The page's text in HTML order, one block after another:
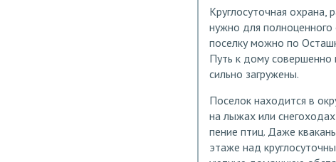
Круглосуточная
нужно для полноценного
поселку можно по
Путь к дому совершенно
сильно загружены.
Поселок находится в
на лыжах или
пение птиц. Даже
этаже над